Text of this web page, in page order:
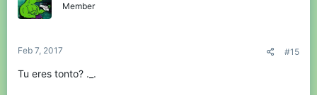
Member
Feb 7, 2017 #15
Tu eres tonto? ._.